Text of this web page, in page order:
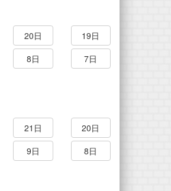
20日
19日
8日
7日
21日
20日
9日
8日